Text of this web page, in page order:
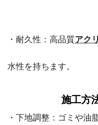
・耐久性：高品質アク
高
水性を持ちます。
施工方
・下地調整： ゴミや油